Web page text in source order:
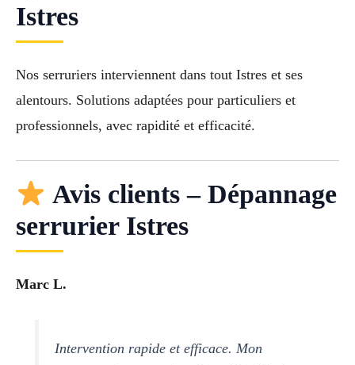
Istres
Nos serruriers interviennent dans tout Istres et ses
alentours. Solutions adaptées pour particuliers et
professionnels, avec rapidité et efficacité.
Avis clients – Dépannage
serrurier Istres
Marc L.
Intervention rapide et efficace. Mon